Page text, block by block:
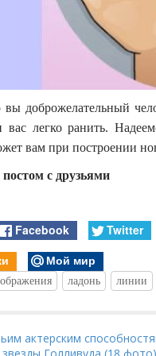
вы доброжелательный
вас легко ранить.
вам при построении
с друзьями
Facebook
Twitter
Мой мир
ладонь линии
актерским
Голливуда (18 фото)